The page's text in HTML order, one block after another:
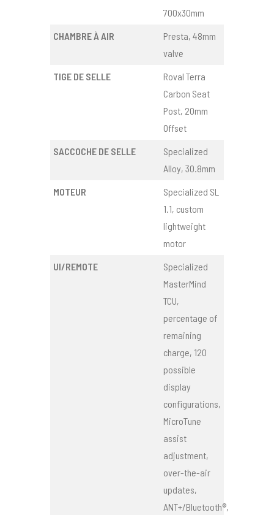
700x30mm
CHAMBRE À AIR
Presta, 48mm
valve
TIGE DE SELLE
Roval Terra
Carbon Seat
Post, 20mm
Offset
SACCOCHE DE SELLE
Specialized
Alloy, 30.8mm
MOTEUR
Specialized SL
1.1, custom
lightweight
motor
UI/REMOTE
Specialized
MasterMind
TCU,
percentage of
remaining
charge, 120
possible
display
configurations,
MicroTune
assist
adjustment,
over-the-air
updates,
ANT+/Bluetooth®,